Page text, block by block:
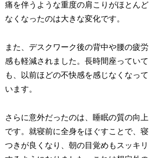
痛を伴うような重度の肩こりがほとんど
なくなったのは大きな変化です。
また、デスクワーク後の背中や腰の疲労
感も軽減されました。長時間座っていて
も、以前ほどの不快感を感じなくなって
います。
さらに意外だったのは、睡眠の質の向上
です。就寝前に全身をほぐすことで、寝
つきが良くなり、朝の目覚めもスッキリ